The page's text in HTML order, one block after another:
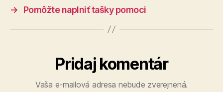
→
Pomôžte naplniť tašky pomoci
Pridaj komentár
Vaša e-mailová adresa nebude zverejnená.